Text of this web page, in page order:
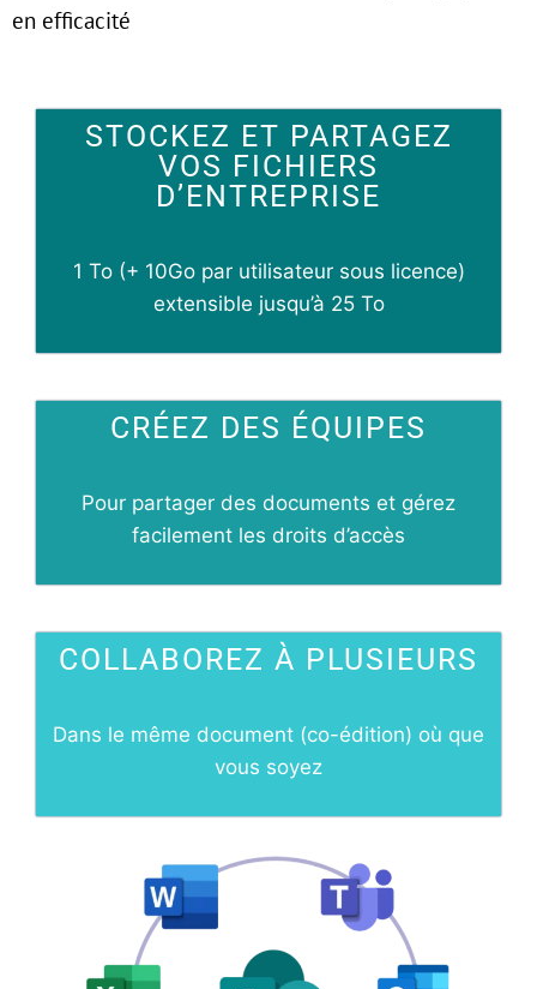
en efficacité
STOCKEZ ET PARTAGEZ
VOS FICHIERS
D’ENTREPRISE
1 To (+ 10Go par utilisateur sous licence)
extensible jusqu’à 25 To
CRÉEZ DES ÉQUIPES
Pour partager des documents et gérez
facilement les droits d’accès
COLLABOREZ À PLUSIEURS
Dans le même document (co-édition) où que
vous soyez